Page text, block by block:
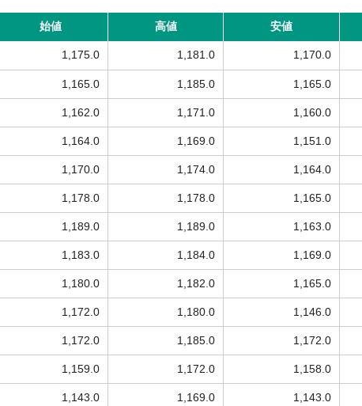
始値 高値 安値
1,175.0 1,181.0 1,170.0
1,165.0 1,185.0 1,165.0
1,162.0 1,171.0 1,160.0
1,164.0 1,169.0 1,151.0
1,170.0 1,174.0 1,164.0
1,178.0 1,178.0 1,165.0
1,189.0 1,189.0 1,163.0
1,183.0 1,184.0 1,169.0
1,180.0 1,182.0 1,165.0
1,172.0 1,180.0 1,146.0
1,172.0 1,185.0 1,172.0
1,159.0 1,172.0 1,158.0
1,143.0 1,169.0 1,143.0